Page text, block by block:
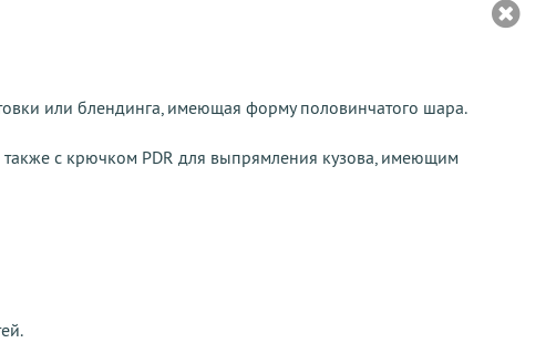
или блендинга, имеющая форму половинчатого шара.
также с крючком PDR для выпрямления кузова, имеющим